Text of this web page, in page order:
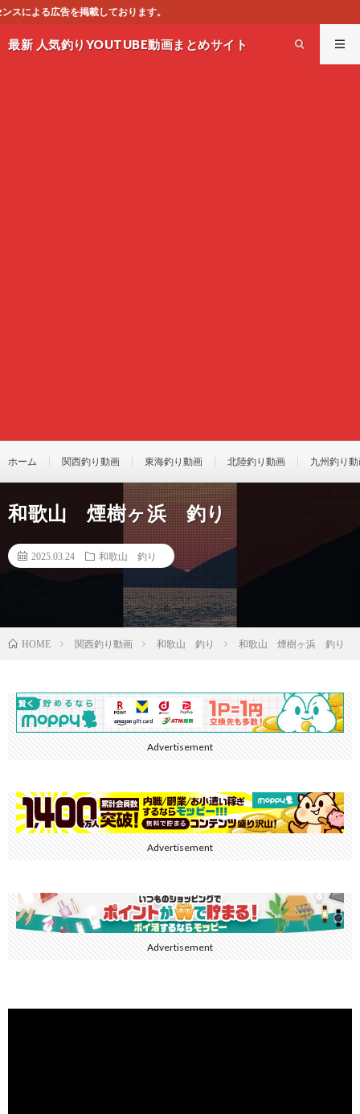
。
最新 人気釣りYOUTUBE動画まとめサイト
ホーム 関西釣り動画 東海釣り動画 北陸釣り動画 九州釣り
和歌山 煙樹ヶ浜 釣り
2025.03.24 和歌山 釣り
HOME 関西釣り動画 和歌山 釣り 和歌山 煙樹ヶ浜 釣り
Advertisement
Advertisement
Advertisement